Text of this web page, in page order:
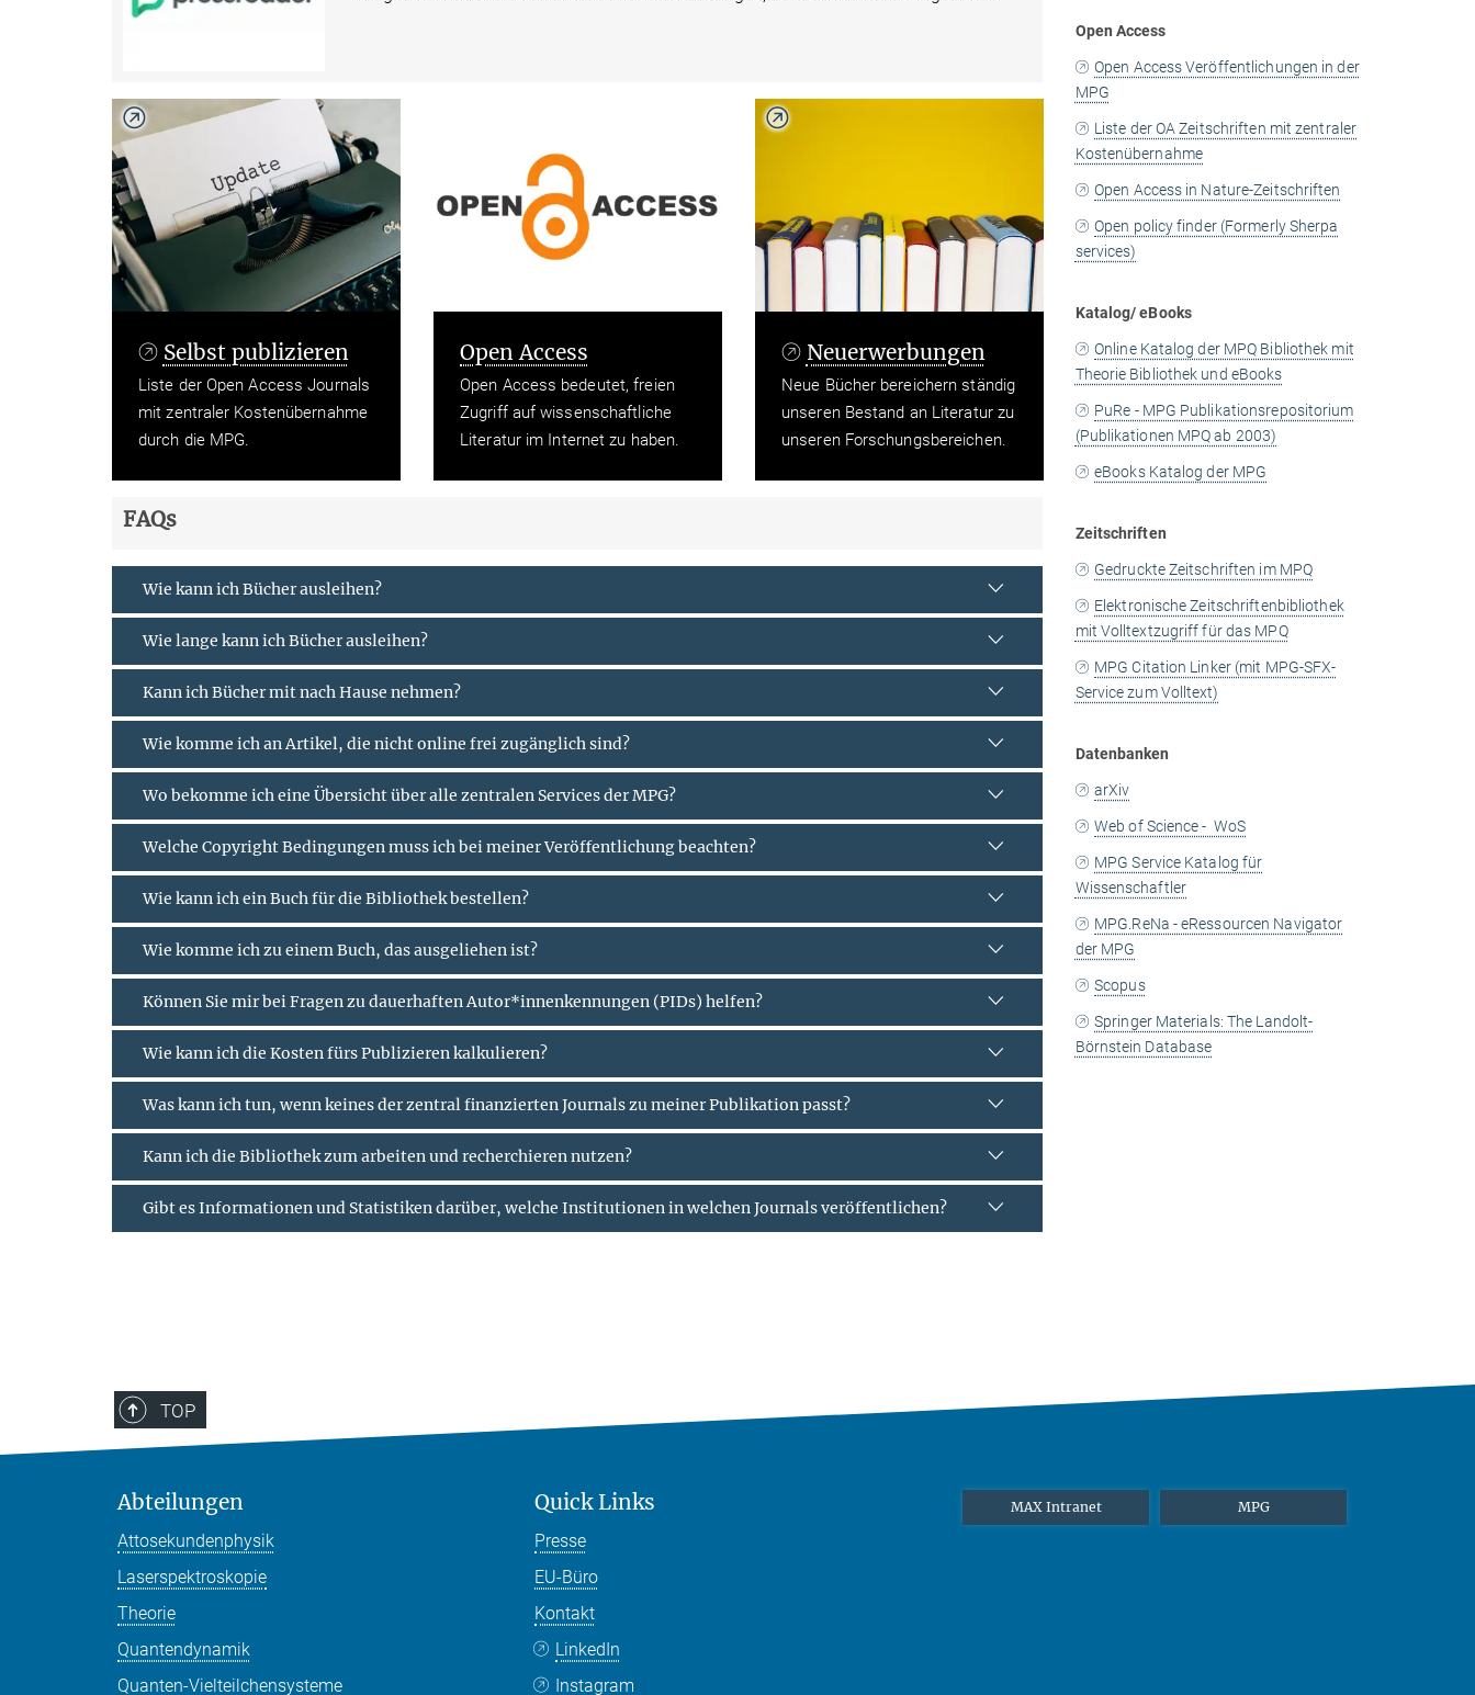
Selbst publizieren
Liste der Open Access Journals
mit zentraler Kostenübernahme
durch die MPG.
Open Access
Open Access bedeutet, freien
Zugriff auf wissenschaftliche
Literatur im Internet zu haben.
Neuerwerbungen
Neue Bücher bereichern ständig
unseren Bestand an Literatur zu
unseren Forschungsbereichen.
FAQs
Wie kann ich Bücher ausleihen?
Wie lange kann ich Bücher ausleihen?
Kann ich Bücher mit nach Hause nehmen?
Wie komme ich an Artikel, die nicht online frei zugänglich sind?
Wo bekomme ich eine Übersicht über alle zentralen Services der MPG?
Welche Copyright Bedingungen muss ich bei meiner Veröffentlichung beachten?
Wie kann ich ein Buch für die Bibliothek bestellen?
Wie komme ich zu einem Buch, das ausgeliehen ist?
Können Sie mir bei Fragen zu dauerhaften Autor*innenkennungen (PIDs) helfen?
Wie kann ich die Kosten fürs Publizieren kalkulieren?
Was kann ich tun, wenn keines der zentral finanzierten Journals zu meiner Publikation passt?
Kann ich die Bibliothek zum arbeiten und recherchieren nutzen?
Gibt es Informationen und Statistiken darüber, welche Institutionen in welchen Journals veröffentlichen?
Open Access
Open Access Veröffentlichungen in der
MPG
Liste der OA Zeitschriften mit zentraler
Kostenübernahme
Open Access in Nature-Zeitschriften
Open policy finder (Formerly Sherpa
services)
Katalog/ eBooks
Online Katalog der MPQ Bibliothek mit
Theorie Bibliothek und eBooks
PuRe - MPG Publikationsrepositorium
(Publikationen MPQ ab 2003)
eBooks Katalog der MPG
Zeitschriften
Gedruckte Zeitschriften im MPQ
Elektronische Zeitschriftenbibliothek
mit Volltextzugriff für das MPQ
MPG Citation Linker (mit MPG-SFX-
Service zum Volltext)
Datenbanken
arXiv
Web of Science - WoS
MPG Service Katalog für
Wissenschaftler
MPG.ReNa - eRessourcen Navigator
der MPG
Scopus
Springer Materials: The Landolt-
Börnstein Database
TOP
Abteilungen
Attosekundenphysik
Laserspektroskopie
Theorie
Quantendynamik
Quanten-Vielteilchensysteme
Quick Links
Presse
EU-Büro
Kontakt
LinkedIn
Instagram
MAX Intranet MPG